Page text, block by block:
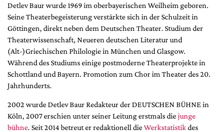
Themen
Internationales
Nachrufe
Medientipps
DdB-map
Kalender
Premierensuche
Festival-Planer
Detlev Baur wurde 1969 im oberbayerischen Weilheim geboren.
Seine Theaterbegeisterung verstärkte sich in der Schulzeit in
Göttingen, direkt neben dem Deutschen Theater. Studium der
Theaterwissenschaft, Neueren deutschen Literatur und
(Alt-)Griechischen Philologie in München und Glasgow.
Während des Studiums einige postmoderne Theaterprojekte in
Schottland und Bayern. Promotion zum Chor im Theater des 20.
Jahrhunderts.
2002 wurde Detlev Baur Redakteur der DEUTSCHEN BÜHNE in
Köln, 2007 erschien unter seiner Leitung erstmals diejunge
bühne. Seit 2014 betreut er redaktionell dieWerkstatistikdes